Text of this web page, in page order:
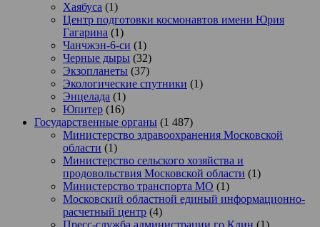
Хаябуса (1)
Центр подготовки космонавтов имени Юрия
Гагарина (1)
Чанчжэн-6-си (1)
Черные дыры (32)
Экзопланеты (37)
Экологические спутники (1)
Энцелада (1)
Юпитер (16)
Государственные органы (1 487)
Министерство здравоохранения Московской
области (1)
Министерство сельского хозяйства и
продовольствия Московской области (1)
Министерство транспорта МО (1)
Московский областной единый информационно-
расчетный центр (4)